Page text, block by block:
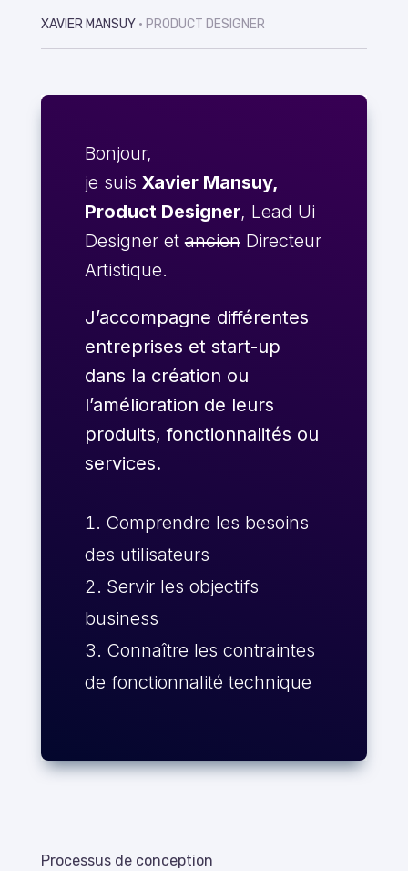
XAVIER MANSUY • PRODUCT DESIGNER
Bonjour,
je suis Xavier Mansuy,
Product Designer, Lead Ui
Designer etancienDirecteur
Artistique.
J’accompagne différentes
entreprises et start-up
dans la création ou
l’amélioration de leurs
produits, fonctionnalités ou
services.
Comprendre les besoins
des utilisateurs
Servir les objectifs
business
Connaître les contraintes
de fonctionnalité technique
Processus de conception